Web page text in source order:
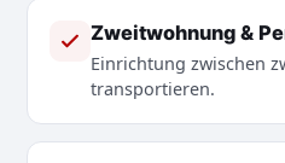
Zweitwohnung &
Einrichtung zwischen
transportieren.